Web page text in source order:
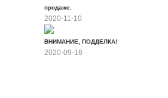
продаже.
2020-11-10
ВНИМАНИЕ, ПОДДЕЛКА!
2020-09-16